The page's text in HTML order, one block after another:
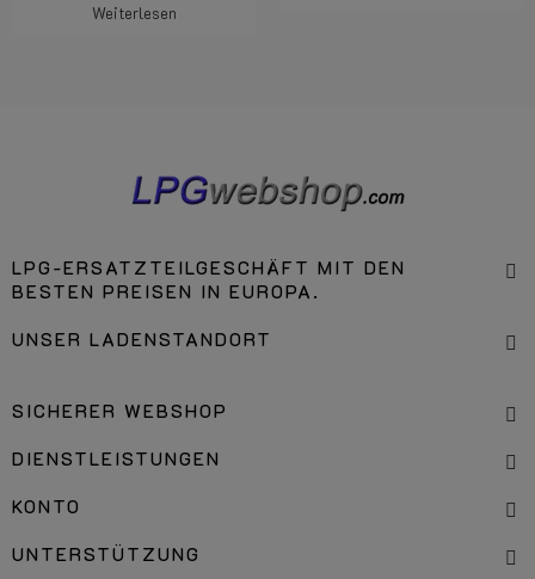
Weiterlesen
LPG-ERSATZTEILGESCHÄFT MIT DEN
BESTEN PREISEN IN EUROPA.
UNSER LADENSTANDORT
SICHERER WEBSHOP
DIENSTLEISTUNGEN
KONTO
UNTERSTÜTZUNG